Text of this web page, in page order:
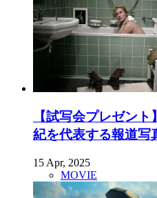
【試写会プレゼン
紀を代表する報道写
15 Apr, 2025
MOVIE